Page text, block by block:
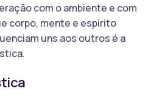
com o ambiente e com
corpo, mente e espírito
uns aos outros é a